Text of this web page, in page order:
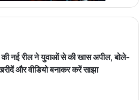
की नई रील ने युवाओं से की खास अपील, बोले-
और वीडियो बनाकर करें साझा